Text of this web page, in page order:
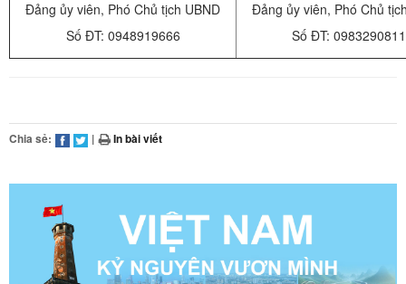
Đảng ủy viên, Phó Chủ tịch UBND
Số ĐT: 0948919666
Đảng ủy viên, Phó Chủ
Số ĐT: 0983290811
Chia sẻ: | In bài viết